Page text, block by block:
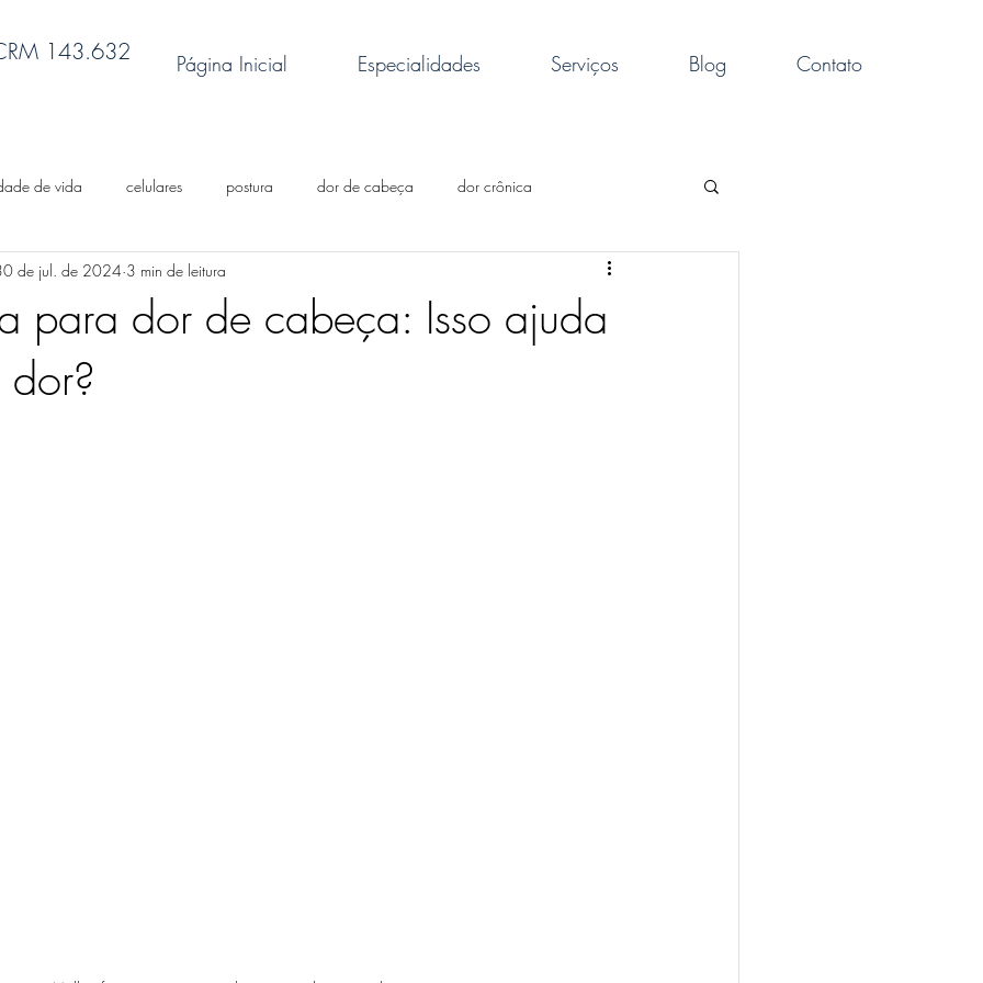
143.632 Página Inicial Especialidades Serviços Blog Contato
de vida celulares postura dor de cabeça dor crônica
dores nas costas exercícios físicos sono
fibromialgia
para dor de cabeça: Isso ajuda
de jul. de 2024 3 min de leitura